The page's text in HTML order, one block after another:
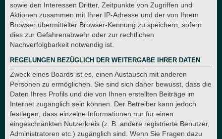
sowie den Interessen Dritter, Zeitpunkte von Zugriffen und
Aktionen zusammen mit Ihrer IP-Adresse und der von Ihrem
Browser übermittelter Browser-Kennung zu speichern, sofern
dies zur Gefahrenabwehr oder zur rechtlichen
Nachverfolgbarkeit notwendig ist.
REGELUNGEN BEZÜGLICH DER WEITERGABE IHRER DATEN
Zweck eines Boards ist es, einen Austausch mit anderen
Personen zu ermöglichen. Sie sind sich daher bewusst, dass die
Daten Ihres Profils und die von Ihnen erstellten Beiträge im
Internet zugänglich sein können. Der Betreiber kann jedoch
festlegen, dass einzelne Informationen nur für einen
eingeschränkten Nutzerkreis (z. B. andere registrierte Benutzer,
Administratoren etc.) zugänglich sind. Wenn Sie Fragen dazu